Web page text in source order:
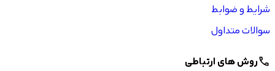
شرایط و ضوابط
سوالات متداول
callروش های ارتباطی